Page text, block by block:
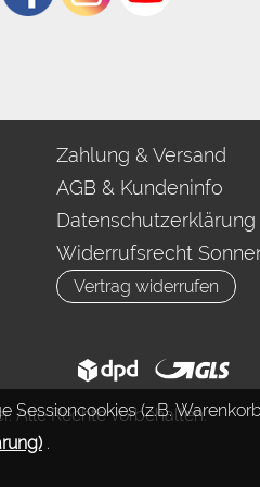
Sessioncookies (z.B.
.
Zahlung & Versand
AGB & Kundeninfo
Datenschutzerklärung
Widerrufsrecht
Vertrag widerrufen
Alle Rechte vorbehalten.